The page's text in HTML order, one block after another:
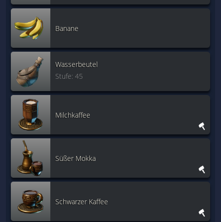
Banane
Wasserbeutel
Stufe: 45
Milchkaffee
Süßer Mokka
Schwarzer Kaffee